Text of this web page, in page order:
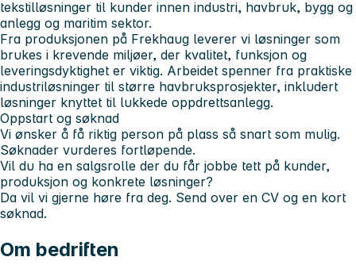
tekstilløsninger til kunder innen industri, havbruk, bygg og
anlegg og maritim sektor.
Fra produksjonen på Frekhaug leverer vi løsninger som
brukes i krevende miljøer, der kvalitet, funksjon og
leveringsdyktighet er viktig. Arbeidet spenner fra praktiske
industriløsninger til større havbruksprosjekter, inkludert
løsninger knyttet til lukkede oppdrettsanlegg.
Oppstart og søknad
Vi ønsker å få riktig person på plass så snart som mulig.
Søknader vurderes fortløpende.
Vil du ha en salgsrolle der du får jobbe tett på kunder,
produksjon og konkrete løsninger?
Da vil vi gjerne høre fra deg. Send over en CV og en kort
søknad.
Om bedriften